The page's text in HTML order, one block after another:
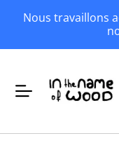
Nous travaillons